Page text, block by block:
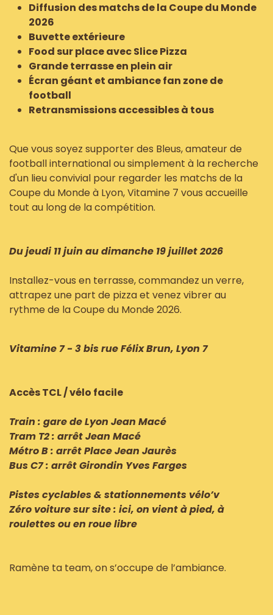
Diffusion des matchs de la Coupe du Monde
2026
Buvette extérieure
Food sur place avec Slice Pizza
Grande terrasse en plein air
Écran géant et ambiance fan zone de
football
Retransmissions accessibles à tous
Que vous soyez supporter des Bleus, amateur de
football international ou simplement à la recherche
d'un lieu convivial pour regarder les matchs de la
Coupe du Monde à Lyon, Vitamine 7 vous accueille
tout au long de la compétition.
Du jeudi 11 juin au dimanche 19 juillet 2026
Installez-vous en terrasse, commandez un verre,
attrapez une part de pizza et venez vibrer au
rythme de la Coupe du Monde 2026.
Vitamine 7 - 3 bis rue Félix Brun, Lyon 7
Accès TCL / vélo facile
Train : gare de Lyon Jean Macé
Tram T2 : arrêt Jean Macé
Métro B : arrêt Place Jean Jaurès
Bus C7 : arrêt Girondin Yves Farges
Pistes cyclables & stationnements vélo’v
Zéro voiture sur site : ici, on vient à pied, à
roulettes ou en roue libre
Ramène ta team, on s’occupe de l’ambiance.